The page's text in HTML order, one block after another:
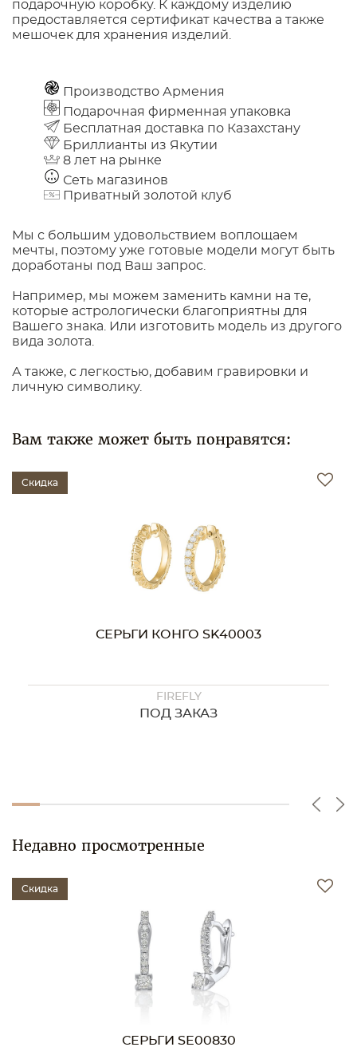
подарочную коробку. К каждому изделию
предоставляется сертификат качества а также
мешочек для хранения изделий.
Производство Армения
Подарочная фирменная упаковка
Бесплатная доставка по Казахстану
Бриллианты из Якутии
8 лет на рынке
Сеть магазинов
Приватный золотой клуб
Мы с большим удовольствием воплощаем
мечты, поэтому уже готовые модели могут быть
доработаны под Ваш запрос.
Например, мы можем заменить камни на те,
которые астрологически благоприятны для
Вашего знака. Или изготовить модель из другого
вида золота.
А также, с легкостью, добавим гравировки и
личную символику.
Вам также может быть понравятся:
Скидка
СЕРЬГИ КОНГО SK40003
FIREFLY
ПОД ЗАКАЗ
Недавно просмотренные
Скидка
СЕРЬГИ SE00830